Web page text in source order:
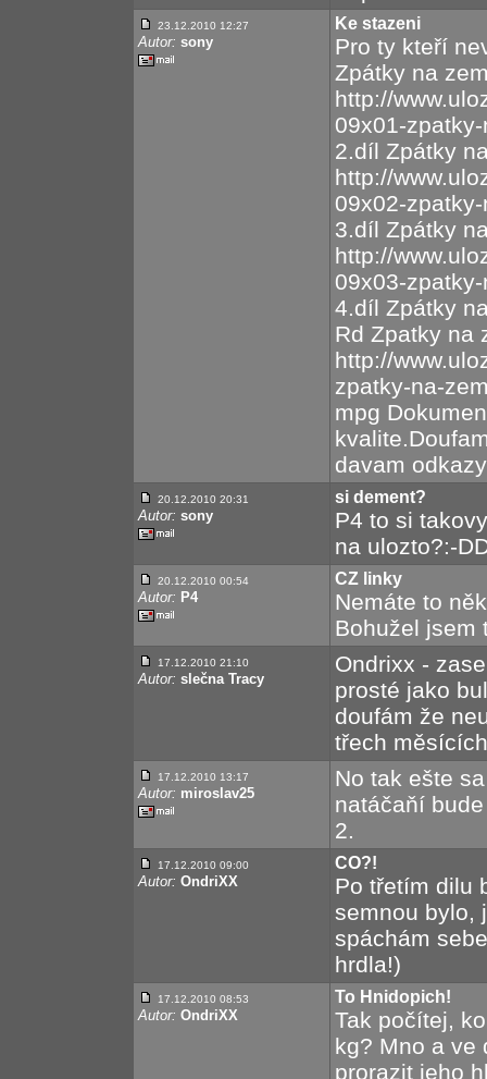
23.12.2010 12:27
Autor: sony
Ke stazeni
Pro ty kteří
Zpátky na
http://
09x01-
2.díl Zpátky
http://
09x02-
3.díl Zpátky
http://
09x03-
4.díl Zpátky
Rd Zpatky na
http://
zpatky-na-
mpg
davam
20.12.2010 20:31
Autor: sony
si dement?
P4 to si
na ulozto?:-
20.12.2010 00:54
Autor: P4
CZ linky
Nemáte to
Bohužel jsem
17.12.2010 21:10
Autor: slečna Tracy
Ondrixx -
prosté jako
doufám že
třech
17.12.2010 13:17
Autor: miroslav25
No tak ešte
natáčaňí
2.
17.12.2010 09:00
Autor: OndriXX
CO?!
Po třetím dilu
semnou bylo,
spáchám
hrdla!)
17.12.2010 08:53
Autor: OndriXX
To Hnidopich!
Tak počítej,
kg? Mno a ve
prorazit jeho